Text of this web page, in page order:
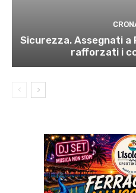
Sicurezza. Assegnati a
rafforzati i